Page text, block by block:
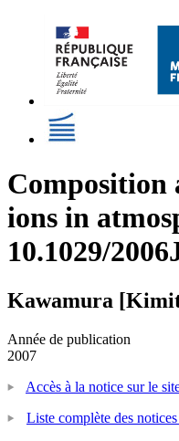
Composition
ions in
10.1029/
Kawamura
Année de publication
2007
Accès à la notice sur le
Liste complète des